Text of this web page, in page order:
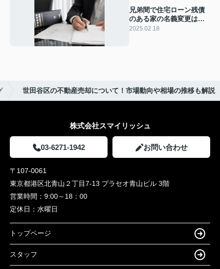
兄弟間で住宅ローン残債
のある家の名義変更はで
きる？対処法も解説
2025.02.18
世田谷区の不動産売却について！市場動向や相場の推移も解説
株式会社スマイリッシュ
03-6271-1942 お問い合わせ
〒107-0061
東京都港区北青山２丁目7-13 プラセオ青山ビル 3階
営業時間： 9:00～18：00
定休日： 水曜日
トップページ
スタッフ